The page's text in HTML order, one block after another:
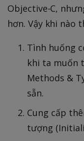
Objective-C,
hơn. Vậy khi nào
Tình huống
khi ta muốn
Methods &
sẵn.
Cung cấp
tượng